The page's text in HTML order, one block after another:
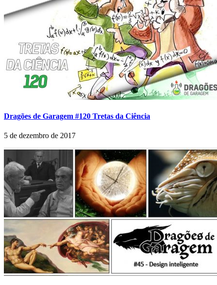
Dragões de Garagem #120 Tretas da Ciência
5 de dezembro de 2017